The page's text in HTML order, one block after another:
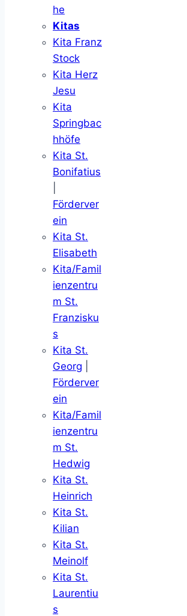
he
Kitas
Kita Franz
Stock
Kita Herz
Jesu
Kita
Springbac
hhöfe
Kita St.
Bonifatius
Förderver
ein
Kita St.
Elisabeth
Kita/Famil
ienzentru
m St.
Franzisku
s
Kita St.
Georg
Förderver
ein
Kita/Famil
ienzentru
m St.
Hedwig
Kita St.
Heinrich
Kita St.
Kilian
Kita St.
Meinolf
Kita St.
Laurentiu
s